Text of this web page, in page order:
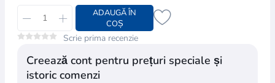
ADAUGĂ ÎN
COȘ
Scrie prima recenzie
Creează cont pentru prețuri speciale și
istoric comenzi